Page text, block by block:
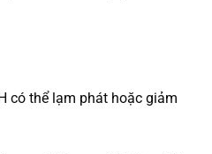
có thể lạm phát hoặc giảm